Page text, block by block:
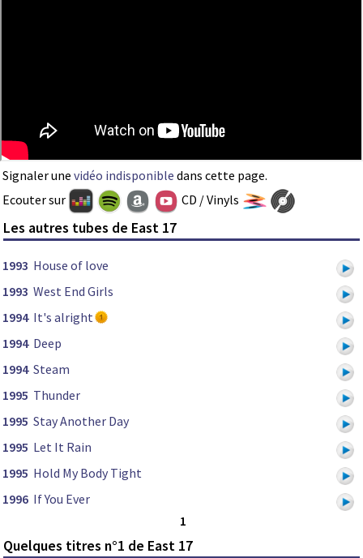
Signaler une vidéo indisponible dans cette page.
Ecouter sur
CD / Vinyls
Les autres tubes de East 17
1993 House of love
1993 West End Girls
1994 It's alright
1994 Deep
1994 Steam
1995 Thunder
1995 Stay Another Day
1995 Let It Rain
1995 Hold My Body Tight
1996 If You Ever
1
Quelques titres n°1 de East 17